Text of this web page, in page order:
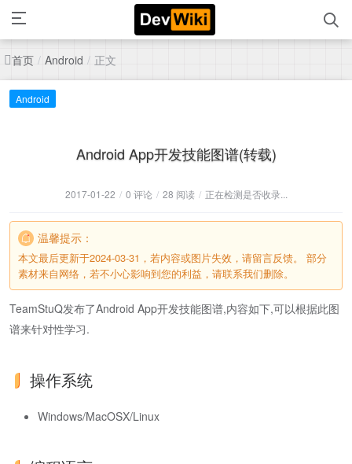
首页 / Android / 正文
Android
Android App开发技能图谱(转载)
2017-01-22 / 0 评论 / 28 阅读 / 正在检测是否收录...
温馨提示：
本文最后更新于2024-03-31，若内容或图片失效，请留言反馈。 部分
素材来自网络，若不小心影响到您的利益，请联系我们删除。
TeamStuQ发布了Android App开发技能图谱,内容如下,可以根据此图
谱来针对性学习.
操作系统
Windows/MacOSX/Linux